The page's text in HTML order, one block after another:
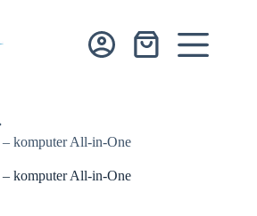
Koszyk
komputer All-in-One
komputer All-in-One